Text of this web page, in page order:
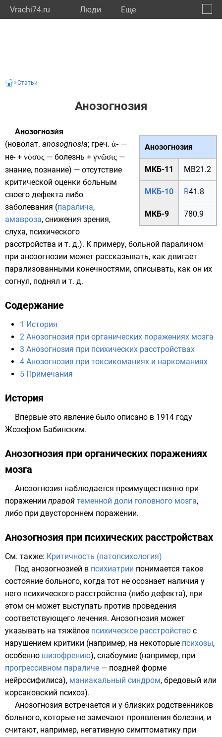
Vrachi74.ru Люди Eще
Статьи
Анозогнозия
Анозогнозия
МКБ-11 MB21.2
МКБ-10 R41.8
МКБ-9 780.9
Анозогнози́я
(новолат. anosognosia; греч. ἀ- —
не- + νόσος — болезнь + γνῶσις —
знание, познание) — отсутствие
критической оценки больным
своего дефекта либо
заболевания (паралича,
амавроза, снижения зрения,
слуха, психического
расстройства и т. д.). К примеру, больной параличом
при анозогнозии может рассказывать, как двигает
парализованными конечностями, описывать, как он их
согнул, поднял и т. д.
Содержание
1 История
2 Анозогнозия при органических поражениях мозга
3 Анозогнозия при психических расстройствах
4 Анозогнозия при токсикоманиях и наркоманиях
5 Примечания
История
Впервые это явление было описано в 1914 году
Жозефом Бабинским.
Анозогнозия при органических поражениях
мозга
Анозогнозия наблюдается преимущественно при
поражении правой теменной доли головного мозга,
либо при двустороннем поражении.
Анозогнозия при психических расстройствах
См. также: Критичность (патопсихология)
Под анозогнозией в психиатрии понимается такое
состояние больного, когда тот не осознает наличия у
него психического расстройства (либо дефекта), при
этом он может выступать против проведения
соответствующего лечения. Анозогнозия может
указывать на тяжёлое психическое расстройство с
нарушением критики (например, на некоторые психозы,
особенно шизофрению), слабоумие (например, при
прогрессивном параличе — поздней форме
нейросифилиса), маниакальный синдром, бредовый или
корсаковский психоз).
Анозогнозия встречается и у близких родственников
больного, которые не замечают проявления болезни, и
считают, например, негативную симптоматику при